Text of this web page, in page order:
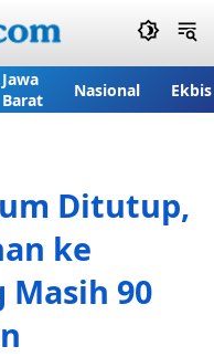
Jawa
Barat
Nasional Ekbis
Ditutup,
ke
90